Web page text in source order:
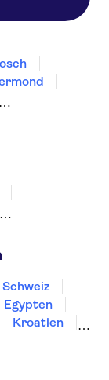
Lookout
Schweiz
Egypten
Kroatien